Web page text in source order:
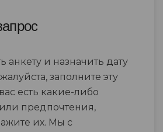
анкету и назначить дату
заполните эту
есть какие-либо
предпочтения,
их. Мы с